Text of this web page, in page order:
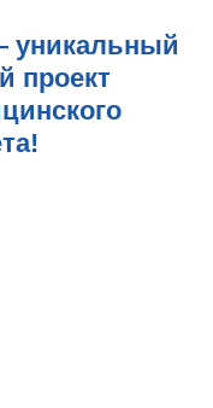
уникальный
проект